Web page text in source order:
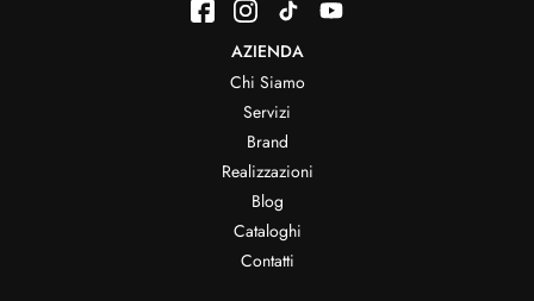
AZIENDA
Chi Siamo
Servizi
Brand
Realizzazioni
Blog
Cataloghi
Contatti